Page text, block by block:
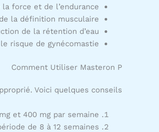
force et de l’endurance
la définition musculaire
de la rétention d’eau
risque de gynécomastie
Comment Utiliser Masteron P
Voici quelques conseils :
et 400 mg par semaine.
de 8 à 12 semaines.